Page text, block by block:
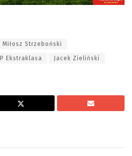
Miłosz Strzeboński
Ekstraklasa Jacek Zieliński